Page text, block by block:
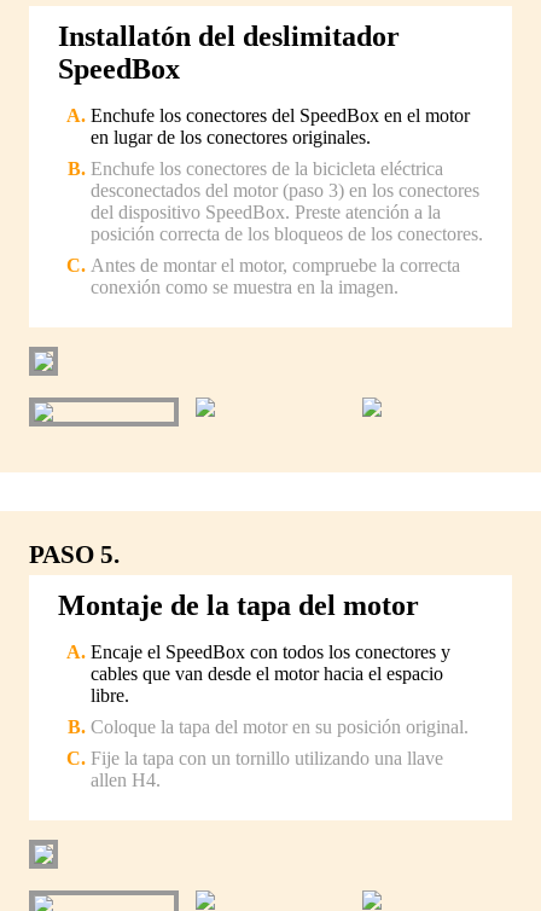
Installatón del deslimitador
SpeedBox
Enchufe los conectores del SpeedBox en el motor
en lugar de los conectores originales.
Enchufe los conectores de la bicicleta eléctrica
desconectados del motor (paso 3) en los conectores
del dispositivo SpeedBox. Preste atención a la
posición correcta de los bloqueos de los conectores.
Antes de montar el motor, compruebe la correcta
conexión como se muestra en la imagen.
PASO 5.
Montaje de la tapa del motor
Encaje el SpeedBox con todos los conectores y
cables que van desde el motor hacia el espacio
libre.
Coloque la tapa del motor en su posición original.
Fije la tapa con un tornillo utilizando una llave
allen H4.